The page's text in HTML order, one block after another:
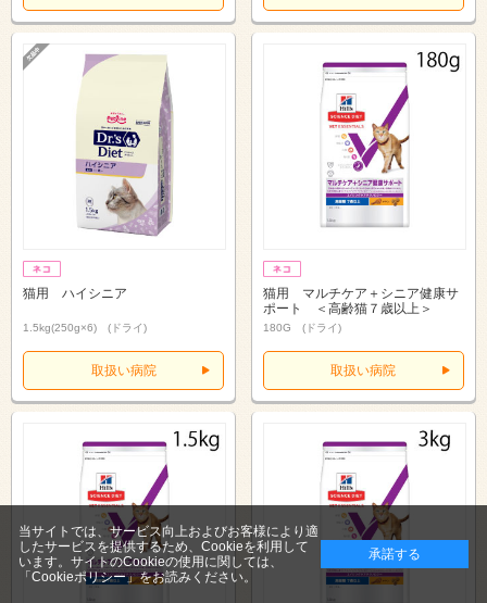
猫用 ハイシニア
1.5kg(250g×6) (ドライ)
取扱い病院
猫用 マルチケア＋シニア健康サ
ポート ＜高齢猫７歳以上＞
180G (ドライ)
取扱い病院
当サイトでは、サービス向上およびお客様により適
したサービスを提供するため、Cookieを利用して
います。サイトのCookieの使用に関しては、
「Cookieポリシー」をお読みください。
承諾する